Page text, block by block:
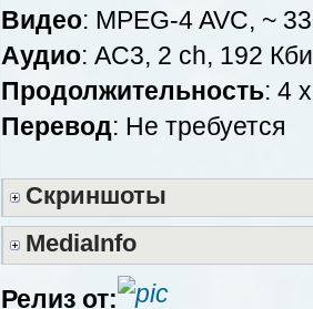
Видео: MPEG-4 AVC, ~
Аудио: AC3, 2 ch, 192
Продолжительность: 4
Перевод: Не требуется
Скриншоты
MediaInfo
Релиз от: